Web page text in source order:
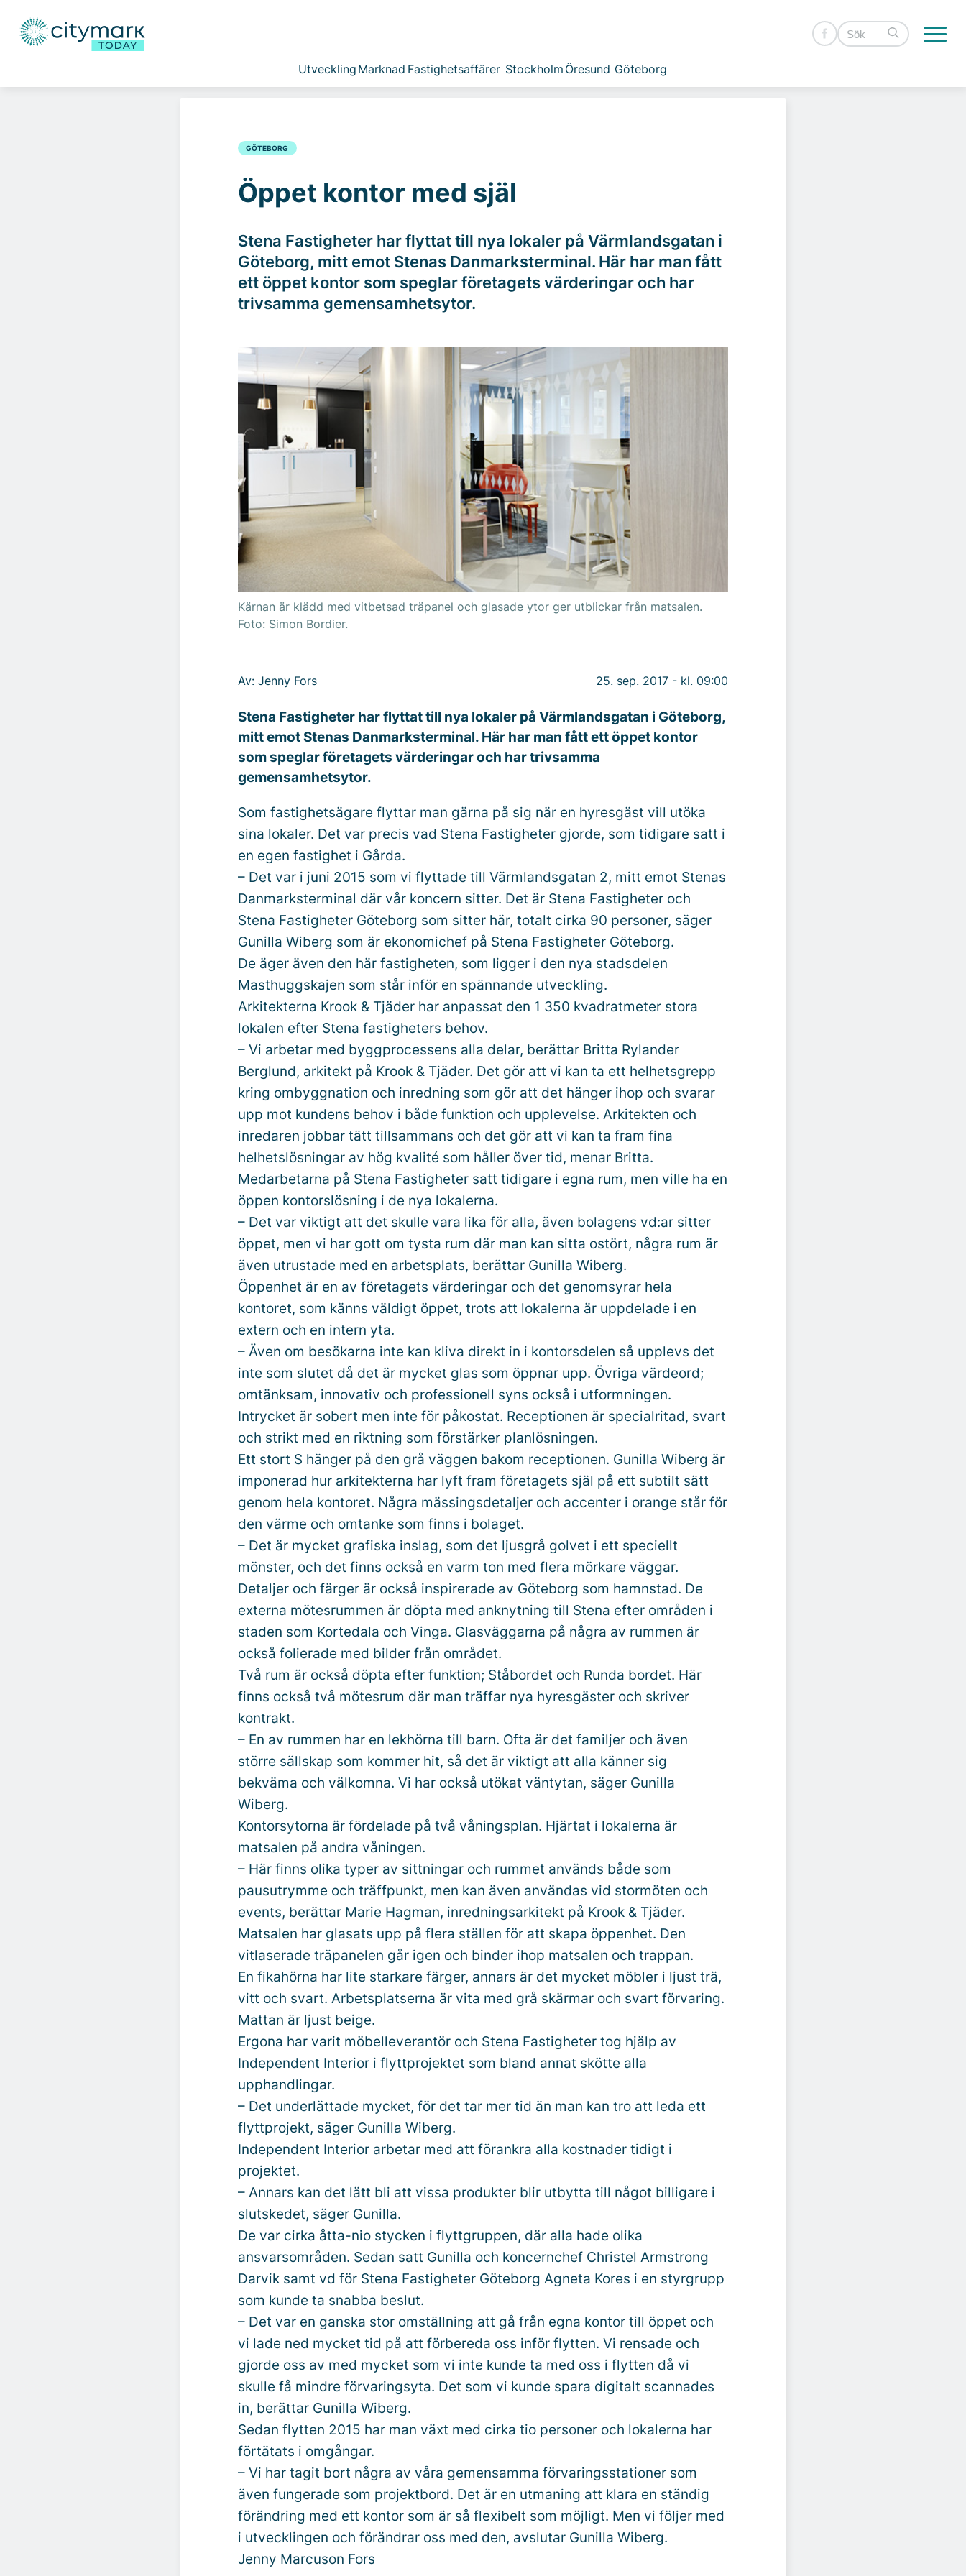
Utveckling Marknad Fastighetsaffärer Stockholm Öresund Göteborg
GÖTEBORG
Öppet kontor med själ
Stena Fastigheter har flyttat till nya lokaler på Värmlandsgatan i
Göteborg, mitt emot Stenas Danmarksterminal. Här har man fått
ett öppet kontor som speglar företagets värderingar och har
trivsamma gemensamhetsytor.
Kärnan är klädd med vitbetsad träpanel och glasade ytor ger utblickar från matsalen.
Foto: Simon Bordier.
Av: Jenny Fors 25. sep. 2017 - kl. 09:00
Stena Fastigheter har flyttat till nya lokaler på Värmlandsgatan i Göteborg,
mitt emot Stenas Danmarksterminal. Här har man fått ett öppet kontor
som speglar företagets värderingar och har trivsamma
gemensamhetsytor.
Som fastighetsägare flyttar man gärna på sig när en hyresgäst vill utöka
sina lokaler. Det var precis vad Stena Fastigheter gjorde, som tidigare satt i
en egen fastighet i Gårda.
– Det var i juni 2015 som vi flyttade till Värmlandsgatan 2, mitt emot Stenas
Danmarksterminal där vår koncern sitter. Det är Stena Fastigheter och
Stena Fastigheter Göteborg som sitter här, totalt cirka 90 personer, säger
Gunilla Wiberg som är ekonomichef på Stena Fastigheter Göteborg.
De äger även den här fastigheten, som ligger i den nya stadsdelen
Masthuggskajen som står inför en spännande utveckling.
Arkitekterna Krook & Tjäder har anpassat den 1 350 kvadratmeter stora
lokalen efter Stena fastigheters behov.
– Vi arbetar med byggprocessens alla delar, berättar Britta Rylander
Berglund, arkitekt på Krook & Tjäder. Det gör att vi kan ta ett helhetsgrepp
kring ombyggnation och inredning som gör att det hänger ihop och svarar
upp mot kundens behov i både funktion och upplevelse. Arkitekten och
inredaren jobbar tätt tillsammans och det gör att vi kan ta fram fina
helhetslösningar av hög kvalité som håller över tid, menar Britta.
Medarbetarna på Stena Fastigheter satt tidigare i egna rum, men ville ha en
öppen kontorslösning i de nya lokalerna.
– Det var viktigt att det skulle vara lika för alla, även bolagens vd:ar sitter
öppet, men vi har gott om tysta rum där man kan sitta ostört, några rum är
även utrustade med en arbetsplats, berättar Gunilla Wiberg.
Öppenhet är en av företagets värderingar och det genomsyrar hela
kontoret, som känns väldigt öppet, trots att lokalerna är uppdelade i en
extern och en intern yta.
– Även om besökarna inte kan kliva direkt in i kontorsdelen så upplevs det
inte som slutet då det är mycket glas som öppnar upp. Övriga värdeord;
omtänksam, innovativ och professionell syns också i utformningen.
Intrycket är sobert men inte för påkostat. Receptionen är specialritad, svart
och strikt med en riktning som förstärker planlösningen.
Ett stort S hänger på den grå väggen bakom receptionen. Gunilla Wiberg är
imponerad hur arkitekterna har lyft fram företagets själ på ett subtilt sätt
genom hela kontoret. Några mässingsdetaljer och accenter i orange står för
den värme och omtanke som finns i bolaget.
– Det är mycket grafiska inslag, som det ljusgrå golvet i ett speciellt
mönster, och det finns också en varm ton med flera mörkare väggar.
Detaljer och färger är också inspirerade av Göteborg som hamnstad. De
externa mötesrummen är döpta med anknytning till Stena efter områden i
staden som Kortedala och Vinga. Glasväggarna på några av rummen är
också folierade med bilder från området.
Två rum är också döpta efter funktion; Ståbordet och Runda bordet. Här
finns också två mötesrum där man träffar nya hyresgäster och skriver
kontrakt.
– En av rummen har en lekhörna till barn. Ofta är det familjer och även
större sällskap som kommer hit, så det är viktigt att alla känner sig
bekväma och välkomna. Vi har också utökat väntytan, säger Gunilla
Wiberg.
Kontorsytorna är fördelade på två våningsplan. Hjärtat i lokalerna är
matsalen på andra våningen.
– Här finns olika typer av sittningar och rummet används både som
pausutrymme och träffpunkt, men kan även användas vid stormöten och
events, berättar Marie Hagman, inredningsarkitekt på Krook & Tjäder.
Matsalen har glasats upp på flera ställen för att skapa öppenhet. Den
vitlaserade träpanelen går igen och binder ihop matsalen och trappan.
En fikahörna har lite starkare färger, annars är det mycket möbler i ljust trä,
vitt och svart. Arbetsplatserna är vita med grå skärmar och svart förvaring.
Mattan är ljust beige.
Ergona har varit möbelleverantör och Stena Fastigheter tog hjälp av
Independent Interior i flyttprojektet som bland annat skötte alla
upphandlingar.
– Det underlättade mycket, för det tar mer tid än man kan tro att leda ett
flyttprojekt, säger Gunilla Wiberg.
Independent Interior arbetar med att förankra alla kostnader tidigt i
projektet.
– Annars kan det lätt bli att vissa produkter blir utbytta till något billigare i
slutskedet, säger Gunilla.
De var cirka åtta-nio stycken i flyttgruppen, där alla hade olika
ansvarsområden. Sedan satt Gunilla och koncernchef Christel Armstrong
Darvik samt vd för Stena Fastigheter Göteborg Agneta Kores i en styrgrupp
som kunde ta snabba beslut.
– Det var en ganska stor omställning att gå från egna kontor till öppet och
vi lade ned mycket tid på att förbereda oss inför flytten. Vi rensade och
gjorde oss av med mycket som vi inte kunde ta med oss i flytten då vi
skulle få mindre förvaringsyta. Det som vi kunde spara digitalt scannades
in, berättar Gunilla Wiberg.
Sedan flytten 2015 har man växt med cirka tio personer och lokalerna har
förtätats i omgångar.
– Vi har tagit bort några av våra gemensamma förvaringsstationer som
även fungerade som projektbord. Det är en utmaning att klara en ständig
förändring med ett kontor som är så flexibelt som möjligt. Men vi följer med
i utvecklingen och förändrar oss med den, avslutar Gunilla Wiberg.
Jenny Marcuson Fors